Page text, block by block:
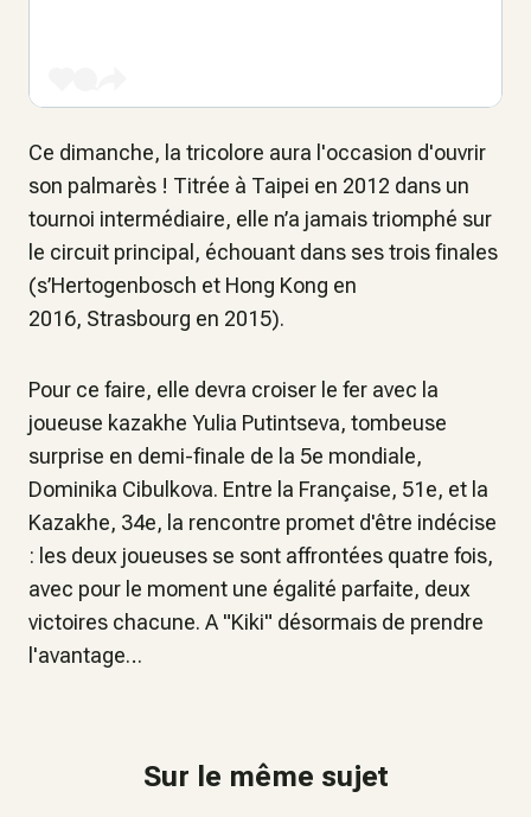
Ce dimanche, la tricolore aura l'occasion d'ouvrir
son palmarès ! Titrée à Taipei en 2012 dans un
tournoi intermédiaire, elle n’a jamais triomphé sur
le circuit principal, échouant dans ses trois finales
(s’Hertogenbosch et Hong Kong en
2016, Strasbourg en 2015).
Pour ce faire, elle devra croiser le fer avec la
joueuse kazakhe Yulia Putintseva, tombeuse
surprise en demi-finale de la 5e mondiale,
Dominika Cibulkova. Entre la Française, 51e, et la
Kazakhe, 34e, la rencontre promet d'être indécise
: les deux joueuses se sont affrontées quatre fois,
avec pour le moment une égalité parfaite, deux
victoires chacune. A "Kiki" désormais de prendre
l'avantage…
Sur le même sujet